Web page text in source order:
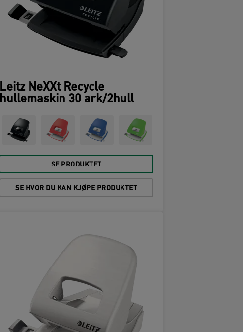
Leitz NeXXt Recycle
hullemaskin 30 ark/2hull
SE PRODUKTET
SE HVOR DU KAN KJØPE PRODUKTET